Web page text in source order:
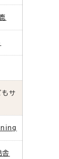
サ
舎